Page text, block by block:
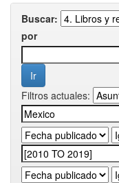
Buscar:
por
Filtros actuales: